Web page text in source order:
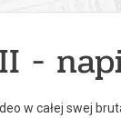
II -
w całej swej